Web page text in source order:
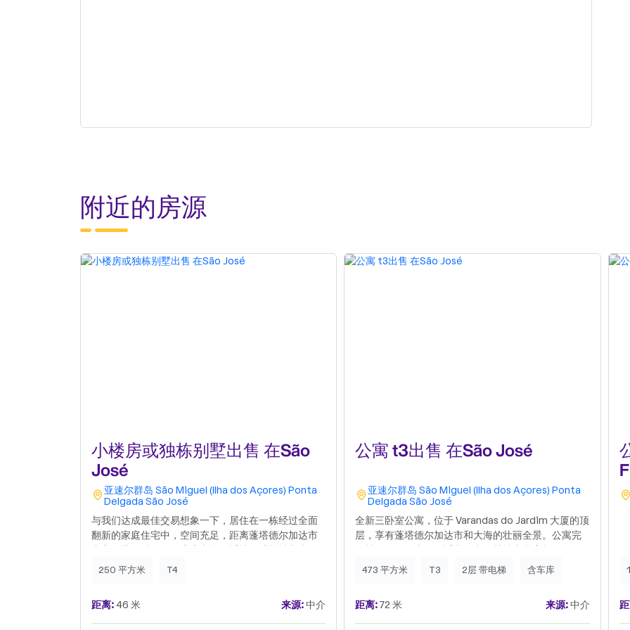
附近的房源
小楼房或独栋别墅出售 在São
José
亚速尔群岛São Miguel (Ilha dos Açores) Ponta
Delgada São José
与我们达成最佳交易想象一下，居住在一栋经过全面
翻新的家庭住宅中，空间充足，距离蓬塔德尔加达市
质量融为一体，位于一个安静的住宅区，同时靠近学
开放式起居和用餐室、一个实用且井井有条的带食品
250 平方米 T4
距离: 46 米 来源: 中介
公寓 t3出售 在São José
亚速尔群岛São Miguel (Ilha dos Açores) Ponta
Delgada São José
全新三卧室公寓，位于 Varandas do Jardim 大厦的顶
层，享有蓬塔德尔加达市和大海的壮丽全景。公寓完
域，拥有极佳的自然光线，现代设计，线条优雅，以
光线。公寓包括一个接待区、一个开放式客厅和厨
473 平方米 T3 2层 带电梯 含车库
距离: 72 米 来源:中介